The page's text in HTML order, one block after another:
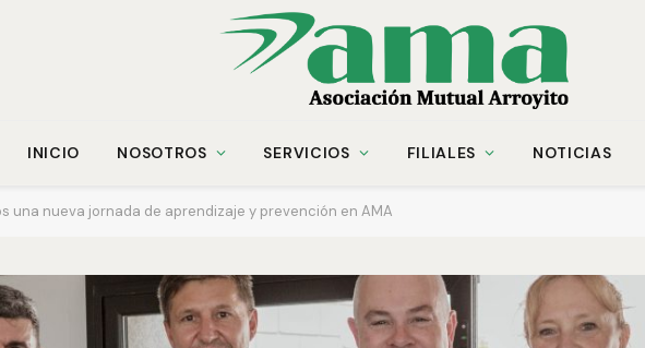
INICIO NOSOTROS SERVICIOS FILIALES NOTICIAS
una nueva jornada de aprendizaje y prevención en AMA